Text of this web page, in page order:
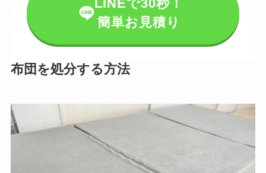
LINEで30秒！
簡単お見積り
布団を処分する方法